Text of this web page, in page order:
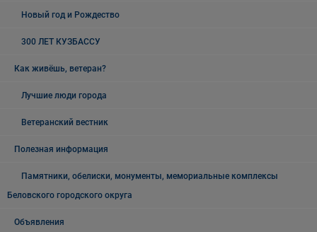
Новый год и Рождество
300 ЛЕТ КУЗБАССУ
Как живёшь, ветеран?
Лучшие люди города
Ветеранский вестник
Полезная информация
Памятники, обелиски, монументы, мемориальные комплексы
Беловского городского округа
Объявления